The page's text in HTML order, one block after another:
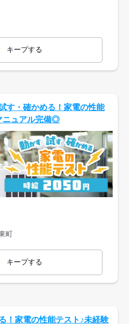
キープする
す・確かめる！家電の性能
ニュアル完備◎
町
キープする
！家電の性能テスト♪未経験